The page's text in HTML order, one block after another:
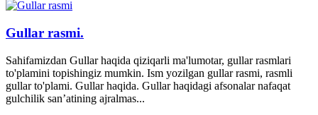
Gullar rasmi.
Sahifamizdan Gullar haqida qiziqarli ma'lumotar, gullar rasmlari
to'plamini topishingiz mumkin. Ism yozilgan gullar rasmi, rasmli
gullar to'plami. Gullar haqida. Gullar haqidagi afsonalar nafaqat
gulchilik san’atining ajralmas...